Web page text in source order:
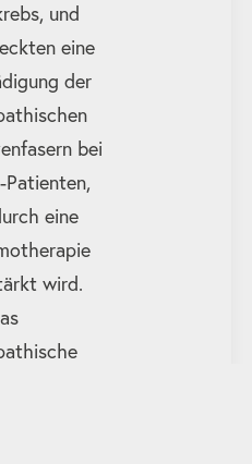
und
eine
der
bei
Patienten,
eine
wird.